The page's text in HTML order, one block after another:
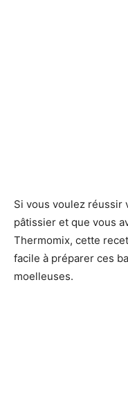
Si vous voulez réussir
pâtissier et que vous
Thermomix, cette
facile à préparer ces
moelleuses.